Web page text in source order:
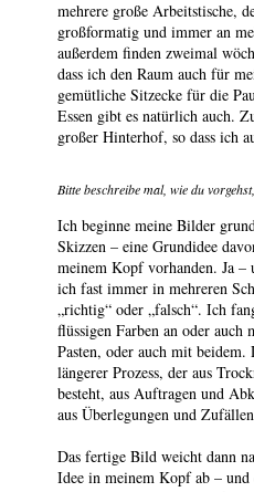
mehrere große Arbeitstische,
großformatig und immer an
außerdem finden zweimal
dass ich den Raum auch für
gemütliche Sitzecke für die
Essen gibt es natürlich auch.
großer Hinterhof, so dass ich
Bitte beschreibe mal, wie du
Ich beginne meine Bilder
Skizzen – eine Grundidee
meinem Kopf vorhanden. Ja –
ich fast immer in mehreren
„richtig“ oder „falsch“. Ich
flüssigen Farben an oder auch
Pasten, oder auch mit beidem.
längerer Prozess, der aus
besteht, aus Auftragen und
aus Überlegungen und
Das fertige Bild weicht dann
Idee in meinem Kopf ab – und